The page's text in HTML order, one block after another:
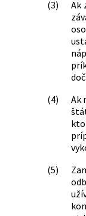
(3)
Ak
(4)
Ak
(5)